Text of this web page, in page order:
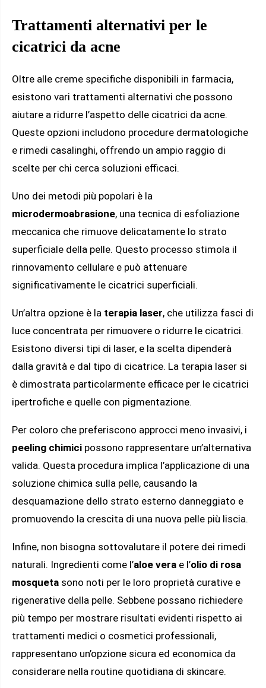
Trattamenti alternativi per le
cicatrici da acne
Oltre alle creme specifiche disponibili in farmacia,
esistono vari trattamenti alternativi che possono
aiutare a ridurre l’aspetto delle cicatrici da acne.
Queste opzioni includono procedure dermatologiche
e rimedi casalinghi, offrendo un ampio raggio di
scelte per chi cerca soluzioni efficaci.
Uno dei metodi più popolari è la
microdermoabrasione, una tecnica di esfoliazione
meccanica che rimuove delicatamente lo strato
superficiale della pelle. Questo processo stimola il
rinnovamento cellulare e può attenuare
significativamente le cicatrici superficiali.
Un’altra opzione è la terapia laser, che utilizza fasci di
luce concentrata per rimuovere o ridurre le cicatrici.
Esistono diversi tipi di laser, e la scelta dipenderà
dalla gravità e dal tipo di cicatrice. La terapia laser si
è dimostrata particolarmente efficace per le cicatrici
ipertrofiche e quelle con pigmentazione.
Per coloro che preferiscono approcci meno invasivi, i
peeling chimici possono rappresentare un’alternativa
valida. Questa procedura implica l’applicazione di una
soluzione chimica sulla pelle, causando la
desquamazione dello strato esterno danneggiato e
promuovendo la crescita di una nuova pelle più liscia.
Infine, non bisogna sottovalutare il potere dei rimedi
naturali. Ingredienti come l’aloe vera e l’olio di rosa
mosqueta sono noti per le loro proprietà curative e
rigenerative della pelle. Sebbene possano richiedere
più tempo per mostrare risultati evidenti rispetto ai
trattamenti medici o cosmetici professionali,
rappresentano un’opzione sicura ed economica da
considerare nella routine quotidiana di skincare.